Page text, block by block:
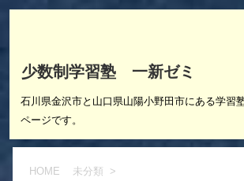
少数制学習塾 一新ゼミ
石川県金沢市と山口県山陽小野田市にある学習
ページです。
HOME 未分類 >